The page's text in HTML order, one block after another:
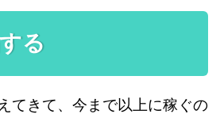
る
てきて、今まで以上に稼ぐの